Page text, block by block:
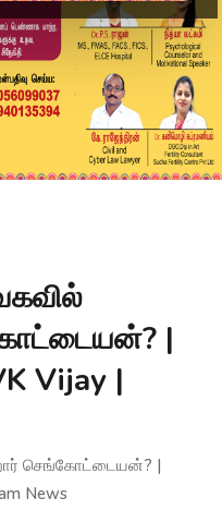
|
Vijay |
செங்கோட்டையன்? |
News